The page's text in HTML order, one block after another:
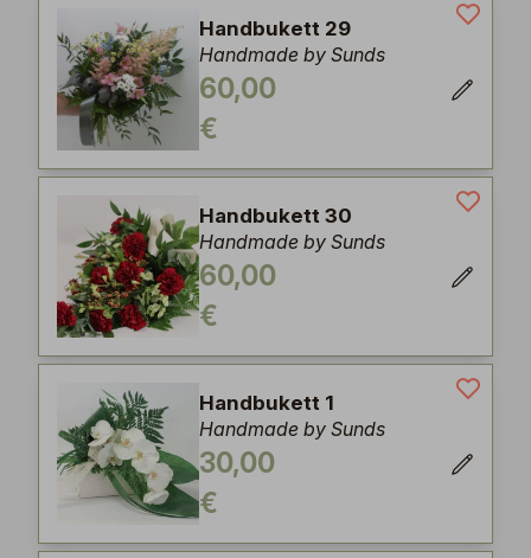
Handbukett 29
Handmade by Sunds
60,00
€
Handbukett 30
Handmade by Sunds
60,00
€
Handbukett 1
Handmade by Sunds
30,00
€